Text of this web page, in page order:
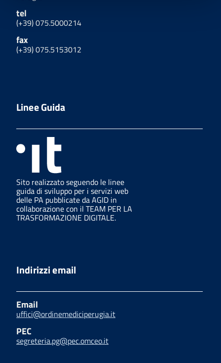
tel
(+39) 075.5000214
fax
(+39) 075.5153012
Linee Guida
Sito realizzato seguendo le linee
guida di sviluppo per i servizi web
delle PA pubblicate da AGID in
collaborazione con il TEAM PER LA
TRASFORMAZIONE DIGITALE.
Indirizzi email
Email
uffici@ordinemediciperugia.it
PEC
segreteria.pg@pec.omceo.it